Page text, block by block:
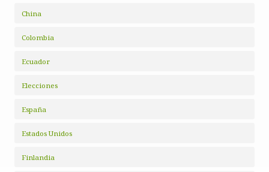
China
Colombia
Ecuador
Elecciones
España
Estados Unidos
Finlandia